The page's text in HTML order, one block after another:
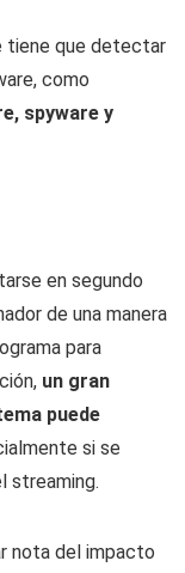
tiene que detectar
como
spyware y
en segundo
de una manera
para
un gran
puede
si se
streaming.
nota del impacto